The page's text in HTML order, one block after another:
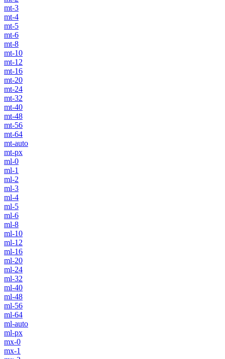
mt-3
mt-4
mt-5
mt-6
mt-8
mt-10
mt-12
mt-16
mt-20
mt-24
mt-32
mt-40
mt-48
mt-56
mt-64
mt-auto
mt-px
ml-0
ml-1
ml-2
ml-3
ml-4
ml-5
ml-6
ml-8
ml-10
ml-12
ml-16
ml-20
ml-24
ml-32
ml-40
ml-48
ml-56
ml-64
ml-auto
ml-px
mx-0
mx-1